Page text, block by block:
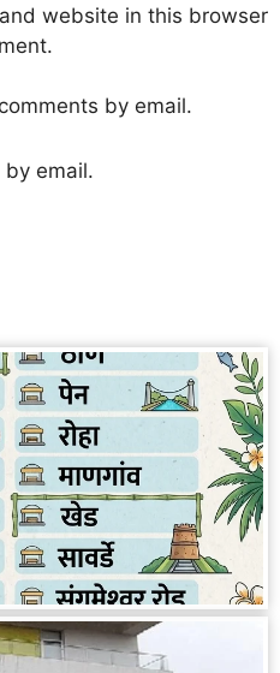
website in this browser
by email.
email.